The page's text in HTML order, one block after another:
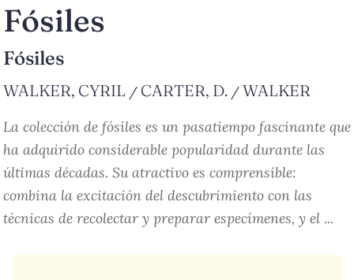
Fósiles
Fósiles
WALKER, CYRIL / CARTER, D. / WALKER
La colección de fósiles es un pasatiempo fascinante que
ha adquirido considerable popularidad durante las
últimas décadas. Su atractivo es comprensible:
combina la excitación del descubrimiento con las
técnicas de recolectar y preparar especímenes, y el ...